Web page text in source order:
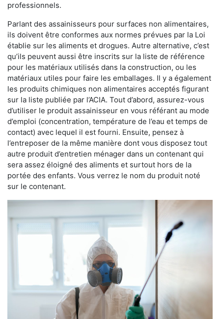
professionnels.
Parlant des assainisseurs pour surfaces non alimentaires,
ils doivent être conformes aux normes prévues par la Loi
établie sur les aliments et drogues. Autre alternative, c’est
qu’ils peuvent aussi être inscrits sur la liste de référence
pour les matériaux utilisés dans la construction, ou les
matériaux utiles pour faire les emballages. Il y a également
les produits chimiques non alimentaires acceptés figurant
sur la liste publiée par l’ACIA. Tout d’abord, assurez-vous
d’utiliser le produit assainisseur en vous référant au mode
d’emploi (concentration, température de l’eau et temps de
contact) avec lequel il est fourni. Ensuite, pensez à
l’entreposer de la même manière dont vous disposez tout
autre produit d’entretien ménager dans un contenant qui
sera assez éloigné des aliments et surtout hors de la
portée des enfants. Vous verrez le nom du produit noté
sur le contenant.